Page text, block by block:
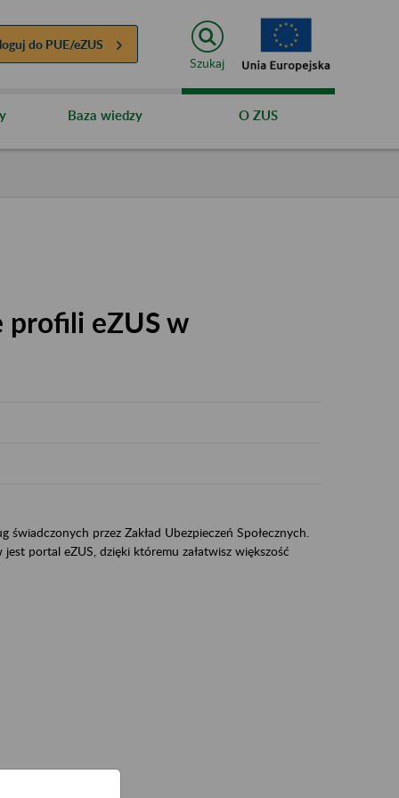
do PUE/eZUS
Szukaj
Baza wiedzy O ZUS
profili eZUS w
przez Zakład Ubezpieczeń Społecznych.
portal eZUS, dzięki któremu załatwisz większość